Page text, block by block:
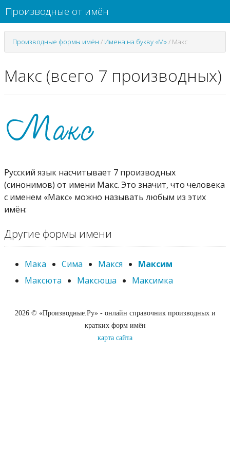
Производные от имён
Производные формы имён / Имена на букву «М»/ Макс
Макс (всего 7 производных)
Русский язык насчитывает 7 производных
(синонимов) от имени Макс. Это значит, что человека
с именем «Макс» можно называть любым из этих
имён:
Другие формы имени
Мака Сима Макся
Максим
Максюта
Максюша Максимка
2026 © «Производные.Ру» - онлайн справочник производных и
кратких форм имён
карта сайта